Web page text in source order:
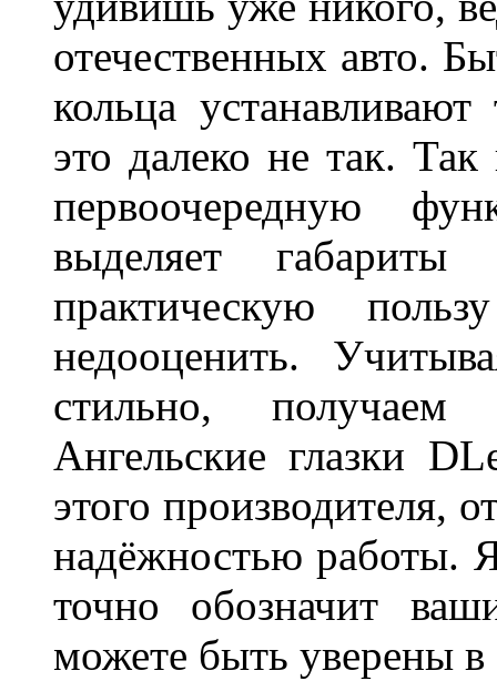
отечественных авто.
кольца
это далеко не так. Так
первоочередную
выделяет
практическую
недооценить.
стильно,
Ангельские глазки
этого производителя,
надёжностью работы.
точно обозначит
можете быть уверены